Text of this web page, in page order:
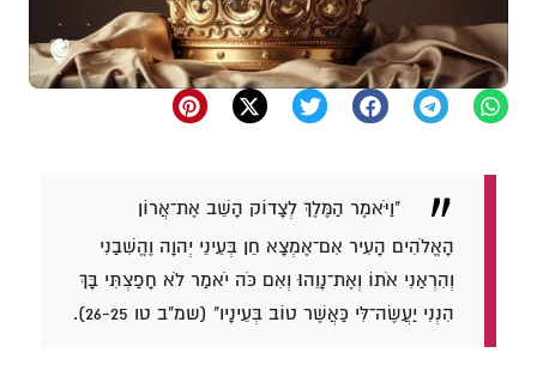
"וַיֹּאמֶר הַמֶּלֶךְ לְצָדוֹק הָשֵׁב אֶת־אֲרוֹן
הָאֱלֹהִים הָעִיר אִם־אֶמְצָא חֵן בְּעֵינֵי יְהוָה וֶהֱשִׁבַנִי
וְהִרְאַנִי אֹתוֹ וְאֶת־נָוֵהוּ׃ וְאִם כֹּה יֹאמַר לֹא חָפַצְתִּי בָּךְ
הִנְנִי יַעֲשֶׂה־לִּי כַּאֲשֶׁר טוֹב בְּעֵינָיו" (שמ"ב טו 26-25).